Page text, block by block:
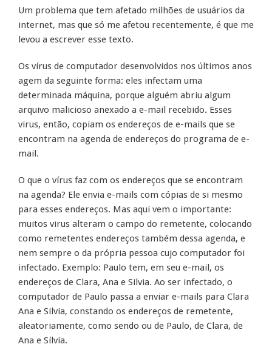
Um problema que tem afetado milhões de usuários da
internet, mas que só me afetou recentemente, é que me
levou a escrever esse texto.
Os vírus de computador desenvolvidos nos últimos anos
agem da seguinte forma: eles infectam uma
determinada máquina, porque alguém abriu algum
arquivo malicioso anexado a e-mail recebido. Esses
virus, então, copiam os endereços de e-mails que se
encontram na agenda de endereços do programa de e-
mail.
O que o vírus faz com os endereços que se encontram
na agenda? Ele envia e-mails com cópias de si mesmo
para esses endereços. Mas aqui vem o importante:
muitos virus alteram o campo do remetente, colocando
como remetentes endereços também dessa agenda, e
nem sempre o da própria pessoa cujo computador foi
infectado. Exemplo: Paulo tem, em seu e-mail, os
endereços de Clara, Ana e Silvia. Ao ser infectado, o
computador de Paulo passa a enviar e-mails para Clara
Ana e Silvia, constando os endereços de remetente,
aleatoriamente, como sendo ou de Paulo, de Clara, de
Ana e Sílvia.